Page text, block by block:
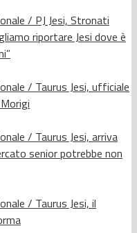
/ PJ Jesi, Stronati
riportare Jesi dove è
/ Taurus Jesi, ufficiale
/ Taurus Jesi, arriva
senior potrebbe non
/ Taurus Jesi, il